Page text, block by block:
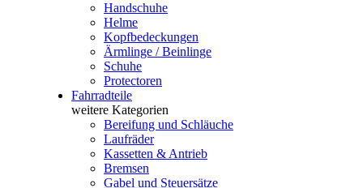
Handschuhe
Helme
Kopfbedeckungen
Ärmlinge / Beinlinge
Schuhe
Protectoren
Fahrradteile
weitere Kategorien
Bereifung und Schläuche
Laufräder
Kassetten & Antrieb
Bremsen
Gabel und Steuersätze